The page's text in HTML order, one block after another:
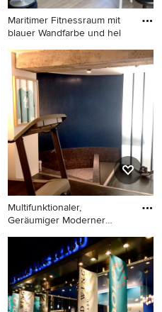
Maritimer Fitnessraum mit
blauer Wandfarbe und hel
Maritimer Fitnessraum mit
blauer Wandfarbe und hellem
Holzboden in Sonstige
Multifunktionaler,
Geräumiger Moderner
Multifunktionaler,
Geräumiger Moderner
Fitnessraum mit blauer
Wandfarbe, Betonboden und
grauem Boden in Rom